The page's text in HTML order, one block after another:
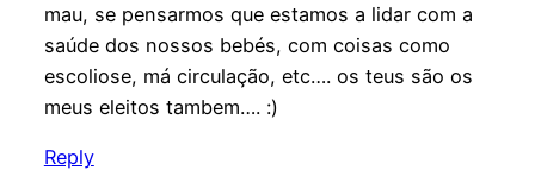
mau, se pensarmos que estamos a lidar com a
saúde dos nossos bebés, com coisas como
escoliose, má circulação, etc…. os teus são os
meus eleitos tambem…. :)
Reply